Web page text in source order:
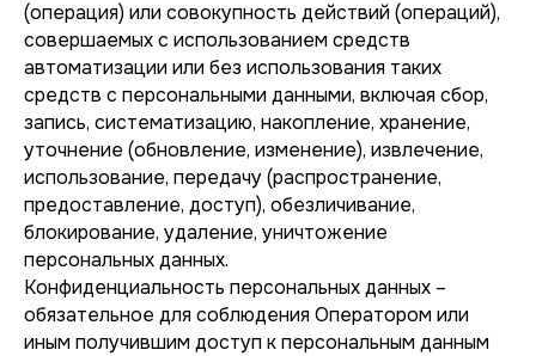
(операция) или совокупность действий (операций),
совершаемых с использованием средств
автоматизации или без использования таких
средств с персональными данными, включая сбор,
запись, систематизацию, накопление, хранение,
уточнение (обновление, изменение), извлечение,
использование, передачу (распространение,
предоставление, доступ), обезличивание,
блокирование, удаление, уничтожение
персональных данных.
Конфиденциальность персональных данных –
обязательное для соблюдения Оператором или
иным получившим доступ к персональным данным